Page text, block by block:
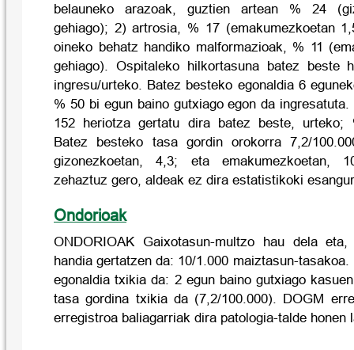
belauneko arazoak, guztien artean % 24
gehiago); 2) artrosia, % 17 (emakumezkoetan
oineko behatz handiko malformazioak, % 11
gehiago). Ospitaleko hilkortasuna batez beste
ingresu/urteko. Batez besteko egonaldia 6
% 50 bi egun baino gutxiago egon da ingresatuta.
152 heriotza gertatu dira batez beste, urteko;
Batez besteko tasa gordin orokorra 7,2/
gizonezkoetan, 4,3; eta emakumezkoetan,
zehaztuz gero, aldeak ez dira estatistikoki
Ondorioak
ONDORIOAK Gaixotasun-multzo hau dela
handia gertatzen da: 10/1.000 maiztasun-
egonaldia txikia da: 2 egun baino gutxiago
tasa gordina txikia da (7,2/100.000). DOGM
erregistroa baliagarriak dira patologia-talde honen